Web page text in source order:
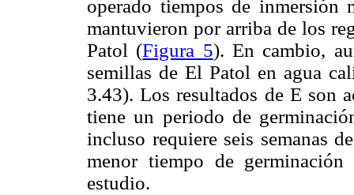
operado tiempos de inmersión
mantuvieron por arriba de los
Patol (Figura 5). En cambio,
semillas de El Patol en agua
3.43). Los resultados de E son
tiene un periodo de
incluso requiere seis semanas
menor tiempo de
estudio.